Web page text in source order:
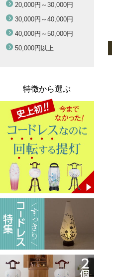
20,000円～ 30,000円
30,000円～ 40,000円
40,000円～ 50,000円
50,000円 以上
特徴から選ぶ